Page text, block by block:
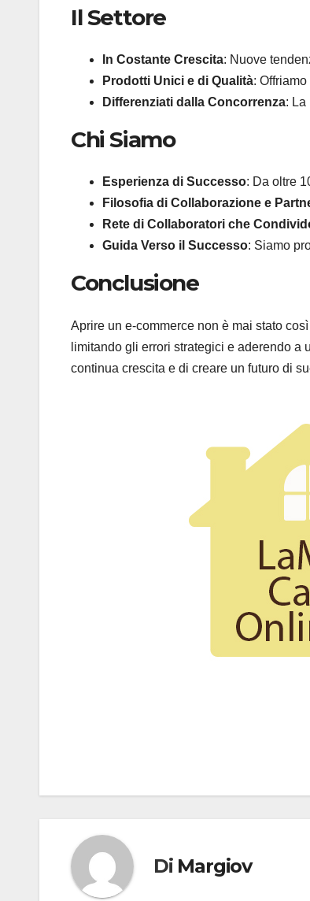
Il Settore
In Costante Crescita: Nuove
Prodotti Unici e di Qualità:
Differenziati dalla Concorrenza: La
Chi Siamo
Esperienza di Successo: Da oltre
Filosofia di Collaborazione e
Rete di Collaboratori che
Guida Verso il Successo: Siamo
Conclusione
Aprire un e-commerce non è mai stato
limitando gli errori strategici e aderendo a
continua crescita e di creare un futuro di
Di Margiov